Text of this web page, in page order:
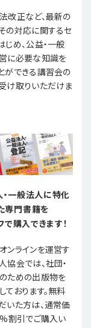
改正など、最新の
の対応に関するセ
じめ、公益・一般
に必要な知識を
ができる講習会の
け取りいただけま
一般法人に特化
専門書籍を
購入できます！
ンラインを運営す
協会では、社団・
ための出版物を
ております。無料
いた方は、通常価
割引でご購入い